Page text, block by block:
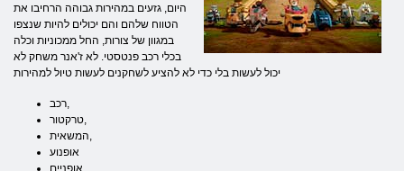
היום, גזעים במהירות גבוהה הרחיבו את
הטווח שלהם והם יכולים להיות שנצפו
במגוון של צורות, החל ממכוניות וכלה
בכלי רכב פנטסטי. לא ז'אנר משחק לא
יכול לעשות בלי כדי לא להציע לשחקנים לעשות טיול למהירות
רכב,
טרקטור,
המשאית,
אופניים